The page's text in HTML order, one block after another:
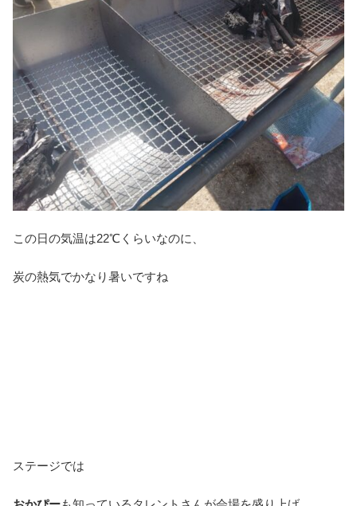
この日の気温は22℃くらいなのに、
炭の熱気でかなり暑いですね
ステージでは